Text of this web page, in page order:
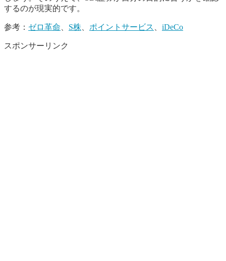
するのが現実的です。
参考： ゼロ革命 S株 ポイントサービス iDeCo
スポンサーリンク